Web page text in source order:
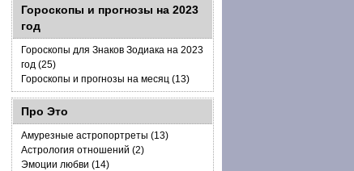
Гороскопы и прогнозы на 2023
год
Гороскопы для Знаков Зодиака на 2023
год (25)
Гороскопы и прогнозы на месяц (13)
Про Это
Амурезные астропортреты (13)
Астрология отношений (2)
Эмоции любви (14)